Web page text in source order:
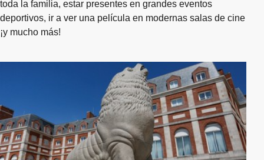
toda la familia, estar presentes en grandes eventos
deportivos, ir a ver una película en modernas salas de cine
¡y mucho más!